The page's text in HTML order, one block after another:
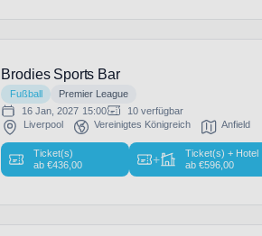
Brodies Sports Bar
Fußball
Premier League
16 Jan, 2027 15:00
10 verfügbar
Liverpool
Vereinigtes Königreich Anfield
Ticket(s)
ab€436,00 +
Ticket(s) + Hotel
ab€596,00